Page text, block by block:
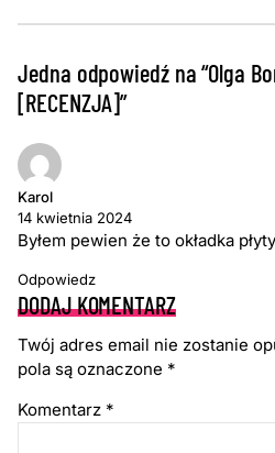
Jedna odpowiedź na “Olga
[RECENZJA]”
Karol
14 kwietnia 2024
Byłem pewien że to okładka
Odpowiedz
DODAJ KOMENTARZ
Twój adres email nie zostanie
pola są oznaczone *
Komentarz *